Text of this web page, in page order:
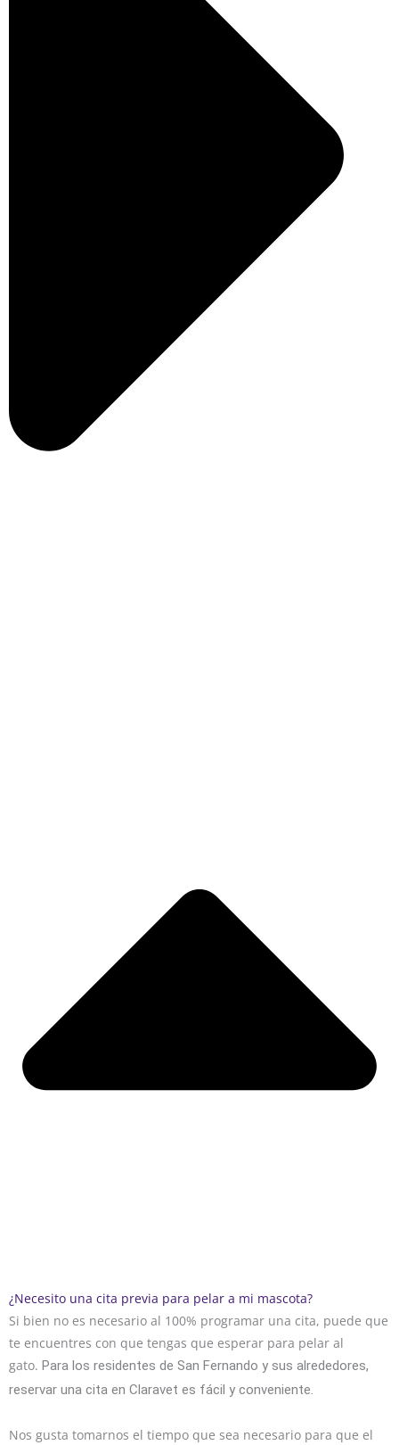
¿Necesito una cita previa para pelar a mi mascota?
Si bien no es necesario al 100% programar una cita, puede que
te encuentres con que tengas que esperar para pelar al
gato. Para los residentes de San Fernando y sus alrededores,
reservar una cita en Claravet es fácil y conveniente.
Nos gusta tomarnos el tiempo que sea necesario para que el